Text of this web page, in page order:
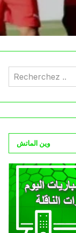
وين الماتش